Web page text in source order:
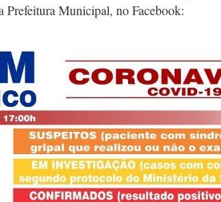
Prefeitura Municipal, no Facebook: